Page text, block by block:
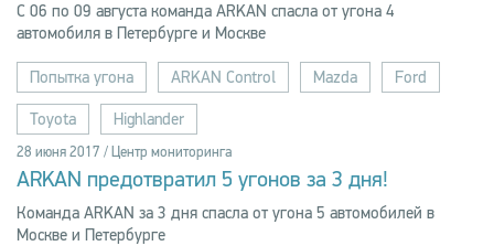
С 06 по 09 августа команда ARKAN спасла от угона 4
автомобиля в Петербурге и Москве
Попытка угона ARKAN Control Mazda Ford
Toyota Highlander
28 июня 2017 / Центр мониторинга
ARKAN предотвратил 5 угонов за 3 дня!
Команда ARKAN за 3 дня cпасла от угона 5 автомобилей в
Москве и Петербурге